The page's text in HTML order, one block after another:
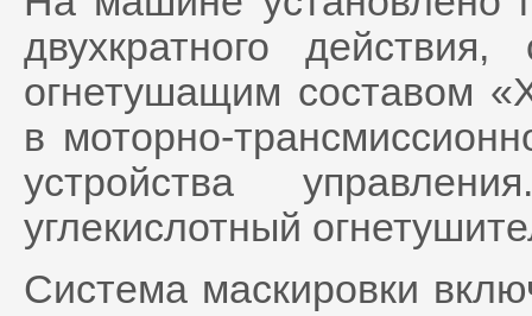
двухкратного
огнетушащим составом
в моторно-
устройства
углекислотный
Система маскировки